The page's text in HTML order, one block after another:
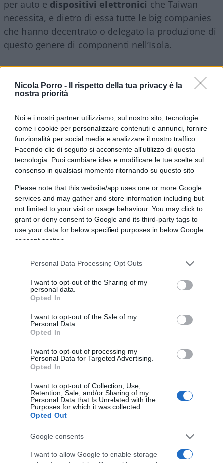
Nicola Porro -
Il rispetto della tua privacy è la
nostra priorità
Noi e i nostri partner utilizziamo, sul nostro sito, tecnologie
come i cookie per personalizzare contenuti e annunci, fornire
funzionalità per social media e analizzare il nostro traffico.
Facendo clic di seguito si acconsente all'utilizzo di questa
tecnologia. Puoi cambiare idea e modificare le tue scelte sul
consenso in qualsiasi momento ritornando su questo sito
Please note that this website/app uses one or more Google
services and may gather and store information including but
not limited to your visit or usage behaviour. You may click to
grant or deny consent to Google and its third-party tags to
use your data for below specified purposes in below Google
consent section.
Personal Data Processing Opt Outs
I want to opt-out of the Sharing of my
personal data.
Opted In
I want to opt-out of the Sale of my
Personal Data.
Opted In
I want to opt-out of processing my
Personal Data for Targeted Advertising.
Opted In
I want to opt-out of Collection, Use,
Retention, Sale, and/or Sharing of my
Personal Data that Is Unrelated with the
Purposes for which it was collected.
Opted Out
Google consents
I want to allow Google to enable storage
per auto e dispositivi elettronici che Taiwan
necessita, e dietro di essa tutte le big companies
che hanno decentrato o delegato la produzione di
questo genere di componenti nell’Isola.
crocevia del
futuro digitaleperché ha sia know-how che
convenienza in termini di costi di produzione,
pertanto le due più grandi potenze economiche se
la contendono senza esclusione di colpi.
La naturale conseguenza di tutto questo stato di
cose è ovviamente la preoccupazione dei grossi
operatori di mercato nonché delle centinaia di
aziende hi-techquotate, soprattutto al Nasdaq,
circa un ipotetico futuro di Taiwan annessa
definitivamente alla Cina
risorse, sia il centro produttivo di tecnologia più
grande del pianeta.
Come rispondono i mercati alla notizia
Ed infatti le reazioni dei mercati non si sono fatte
attendere ed oggi (2 agosto, al momento della
stesura del presente articolo) i futures USA sono
in pesante calo (ore 12:33 italiane) ed i listini
europei a ruota, sebbene non sia soltanto la
questione Taiwan a tenere banco è in ogni caso